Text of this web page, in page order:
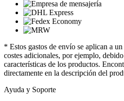
* Estos gastos de envío se aplican a
costes adicionales, por ejemplo,
características de los productos.
directamente en la descripción del
Ayuda y Soporte